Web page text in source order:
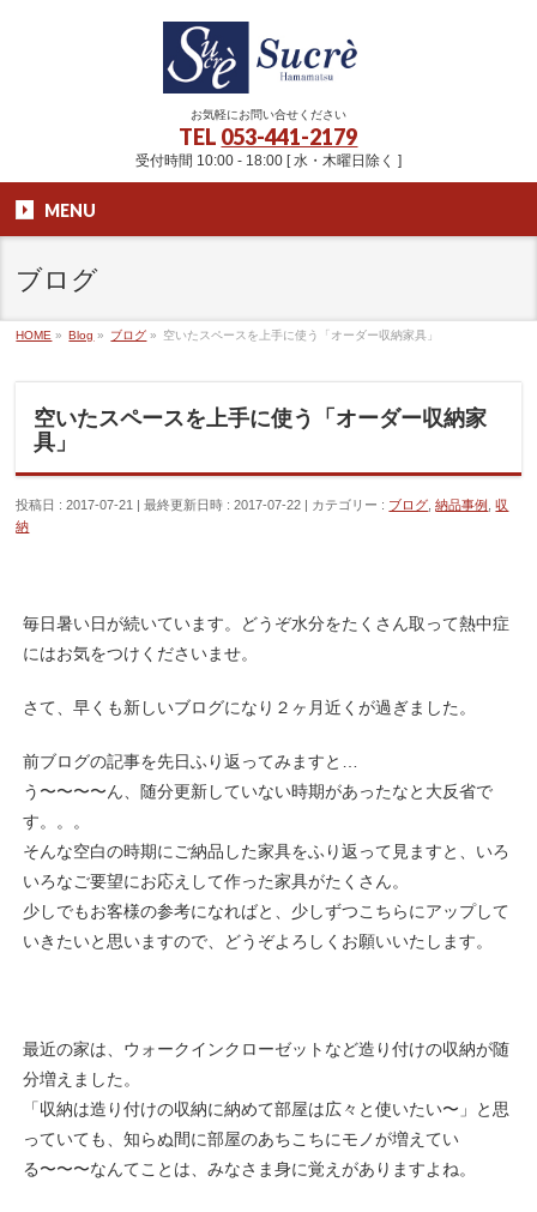
お気軽にお問い合せください
TEL 053-441-2179
受付時間 10:00 - 18:00 [ 水・木曜日除く ]
MENU
ブログ
HOME » Blog » ブログ » 空いたスペースを上手に使う「オーダー収納家具」
空いたスペースを上手に使う「オーダー収納家
具」
投稿日 : 2017-07-21 最終更新日時 : 2017-07-22 カテゴリー : ブログ ,納品事例 ,収
納
毎日暑い日が続いています。どうぞ水分をたくさん取って熱中症
にはお気をつけくださいませ。
さて、早くも新しいブログになり２ヶ月近くが過ぎました。
前ブログの記事を先日ふり返ってみますと…
う〜〜〜〜ん、随分更新していない時期があったなと大反省で
す。。。
そんな空白の時期にご納品した家具をふり返って見ますと、いろ
いろなご要望にお応えして作った家具がたくさん。
少しでもお客様の参考になればと、少しずつこちらにアップして
いきたいと思いますので、どうぞよろしくお願いいたします。
最近の家は、ウォークインクローゼットなど造り付けの収納が随
分増えました。
「収納は造り付けの収納に納めて部屋は広々と使いたい〜」と思
っていても、知らぬ間に部屋のあちこちにモノが増えてい
る〜〜〜なんてことは、みなさま身に覚えがありますよね。